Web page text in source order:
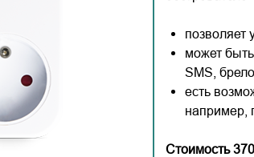
позволяет
может
SMS,
есть
например,
Стоимость